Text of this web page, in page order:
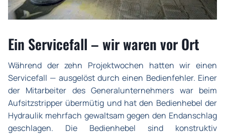
Ein Servicefall – wir waren vor Ort
Während der zehn Projektwochen hatten wir einen
Servicefall — ausgelöst durch einen Bedienfehler. Einer
der Mitarbeiter des Generalunternehmers war beim
Aufsitzstripper übermütig und hat den Bedienhebel der
Hydraulik mehrfach gewaltsam gegen den Endanschlag
geschlagen. Die Bedienhebel sind konstruktiv